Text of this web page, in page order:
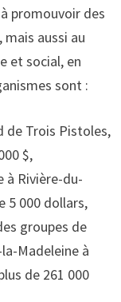
promouvoir des
aussi au
et social, en
sont :
de Trois Pistoles,
$,
à Rivière-du-
5 000 dollars,
groupes de
Madeleine à
de 261 000